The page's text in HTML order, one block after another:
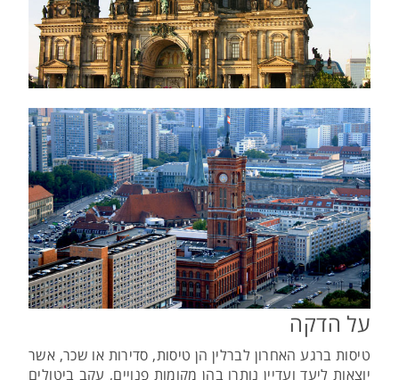
על הדקה
טיסות ברגע האחרון לברלין הן טיסות, סדירות או שכר, אשר
יוצאות ליעד ועדיין נותרו בהן מקומות פנויים, עקב ביטולים